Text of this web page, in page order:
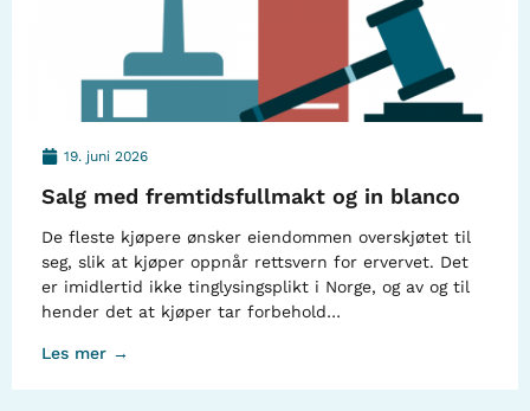
19. juni 2026
Salg med fremtidsfullmakt og in blanco
De fleste kjøpere ønsker eiendommen overskjøtet til
seg, slik at kjøper oppnår rettsvern for ervervet. Det
er imidlertid ikke tinglysingsplikt i Norge, og av og til
hender det at kjøper tar forbehold…
Les mer →